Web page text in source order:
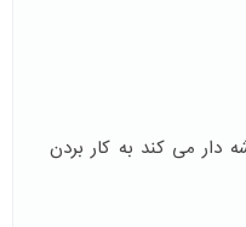
دار می کند به کار بردن